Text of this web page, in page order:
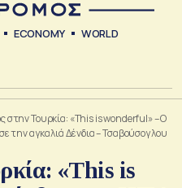
ECONOMY WORLD
στην Τουρκία: «This is wonderful» – Ο
την αγκαλιά Δένδια – Τσαβούσογλου
«This is